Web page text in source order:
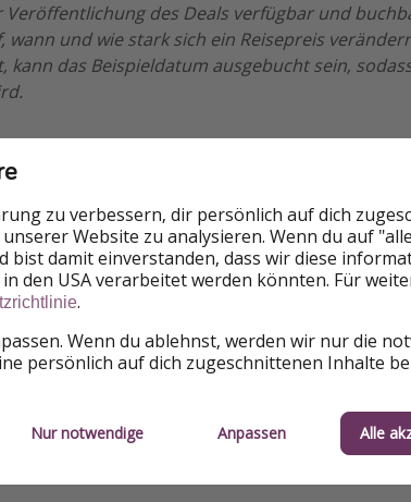
des Deals verfügbar und
und wie stark sich ein Reisepreis
kann das Beispieldatum ausgebucht sein,
zu verbessern, dir persönlich auf dich
Website zu analysieren. Wenn du auf "alle
bist damit einverstanden, dass wir diese
den USA verarbeitet werden könnten. Für
.
Wenn du ablehnst, werden wir nur die
persönlich auf dich zugeschnittenen Inhalte
Nur notwendige Anpassen Alle